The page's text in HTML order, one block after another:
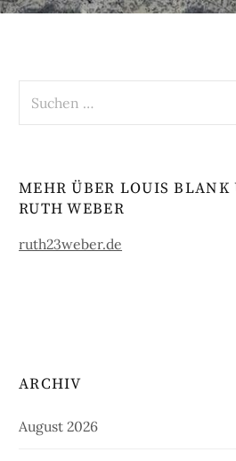
nach:
MEHR ÜBER LOUIS BLANK
RUTH WEBER
ruth23weber.de
ARCHIV
August 2026